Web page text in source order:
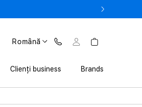
Română
Clienți business Brands